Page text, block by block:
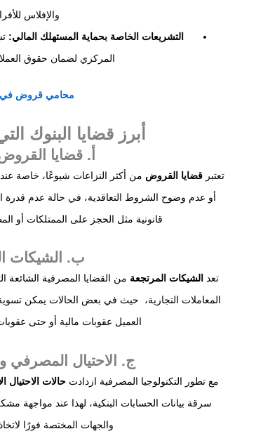
والإفلاس
التشريعات الخاصة بحماية المستهلك المالي:
المركزي لضمان حقوق
محامي قروض في
أبرز قضايا البنوك
أ. قضايا
تعتبرقضايا القروض من أكثر النزاعات شيوعًا، خاصة
أو عدم وضوح الشروط التعاقدية، في حالة عدم قدرة
قانونية مثل الحجز على الممتلكات أو
ب. الشيكات
تعد الشيكات المرتجعة من القضايا المصرفية الشائعة
المعاملات التجارية، حيث في بعض الحالات يمكن
العميل عقوبات مالية أو حتى
ج. الاحتيال المصرفي
مع تطور التكنولوجيا المصرفية ازدادتحالات الاحتيال
سرقة بيانات الحسابات البنكية، لهذا عند مواجهة
والجهات المختصة فورًا